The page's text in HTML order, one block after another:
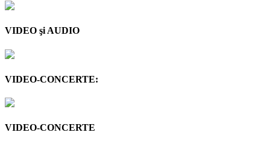
VIDEO şi AUDIO
VIDEO-CONCERTE:
VIDEO-CONCERTE